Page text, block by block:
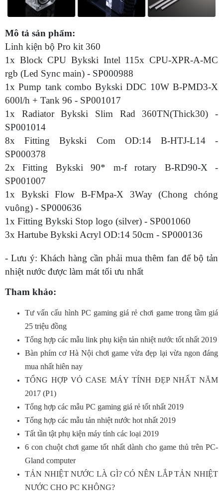
Mô tả sản phẩm:
Linh kiện bộ Pro kit 360
1x Block CPU Bykski Intel 115x CPU-XPR-A-MC
rgb (Led Sync main) - SP000988
1x Pump tank combo Bykski DDC 10W B-PMD3-X
600l/h + Tank 96 - SP001017
1x Radiator Bykski Slim Rad 360TN(Thick30) -
SP001014
8x Fitting Bykski Com OD:14 B-HTJ-L14 -
SP000378
2x Fitting Bykski 90* m-f rotary B-RD90-X -
SP001007
1x Bykski Flow B-FMpa-X 3Way (Chong chóng
vuông) - SP000636
1x Fitting Bykski Stop logo (silver) - SP001060
3x Hartube Bykski Acryl OD:14 50cm - SP000136
- Lưu ý: Khách hàng cần phải mua thêm fan để bộ tản
nhiệt nước được làm mát tối ưu nhất
Tham khảo:
Tư vấn cấu hình PC gaming giá rẻ chơi game trong tầm giá
25 triệu đồng
Tổng hợp các mẫu link phụ kiện tản nhiệt nước tốt nhất 2019
Bàn phím cơ Hà Nội chơi game vừa đẹp lại vừa ngon đáng
mua nhất hiên nay
TỔNG HỢP VỎ CASE MÁY TÍNH ĐẸP NHẤT NĂM
2017 (P1)
Tổng hợp các mẫu PC gaming giá rẻ tốt nhất 2019
Tổng hợp các mẫu tản nhiệt nước hot nhất 2019
Tất tần tật phụ kiện máy tính các loại 2019
6 con chuột chơi game tốt nhất dành cho game thủ trên PC-
Gland computer
TẢN NHIỆT NƯỚC LÀ GÌ? CÓ NÊN LẮP TẢN NHIỆT
NƯỚC CHO PC KHÔNG?